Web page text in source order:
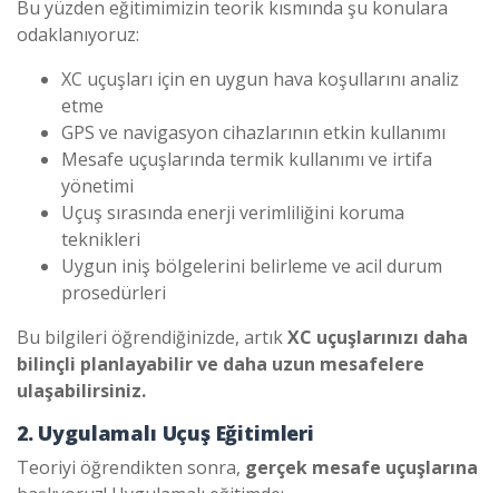
Bu yüzden eğitimimizin teorik kısmında şu konulara
odaklanıyoruz:
XC uçuşları için en uygun hava koşullarını analiz
etme
GPS ve navigasyon cihazlarının etkin kullanımı
Mesafe uçuşlarında termik kullanımı ve irtifa
yönetimi
Uçuş sırasında enerji verimliliğini koruma
teknikleri
Uygun iniş bölgelerini belirleme ve acil durum
prosedürleri
Bu bilgileri öğrendiğinizde, artıkXC uçuşlarınızı daha
bilinçli planlayabilir ve daha uzun mesafelere
ulaşabilirsiniz.
2. Uygulamalı Uçuş Eğitimleri
Teoriyi öğrendikten sonra, gerçek mesafe uçuşlarına